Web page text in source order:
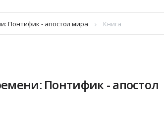
Понтифик - апостол мира Книга
Понтифик - апостол